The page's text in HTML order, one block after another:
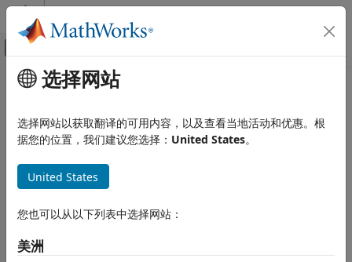
跳到内容
画布外导航菜单切换
文档主页
Optimization Toolbox
基于求解器的非线性优化
Optimization Toolbox
Optimization Toolbox
主要内容
本页采用了机器翻译。点击此处可查看最新英文版本。
optim.coder.infbound
对代码生成的边界支持
自 R2022b 起
语法
bnd = optim.coder.infbound
选择网站
选择网站以获取翻译的可用内容，以及查看当地活动和优惠。根
据您的位置，我们建议您选择： United States。
United States
您也可以从以下列表中选择网站：
美洲